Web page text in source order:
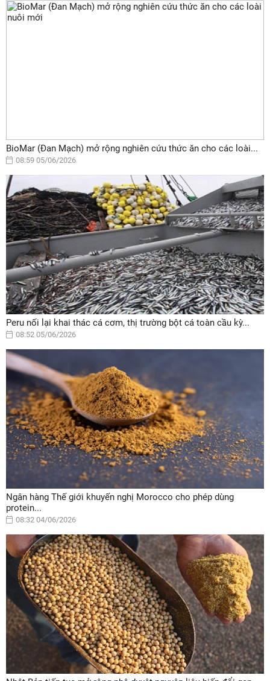
BioMar (Đan Mạch) mở rộng nghiên cứu thức ăn cho các loài...
08:59 05/06/2026
Peru nối lại khai thác cá cơm, thị trường bột cá toàn cầu kỳ...
08:52 05/06/2026
Ngân hàng Thế giới khuyến nghị Morocco cho phép dùng
protein...
08:32 04/06/2026